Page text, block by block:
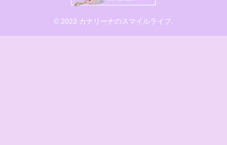
© 2023 カナリーナのスマイルライフ.